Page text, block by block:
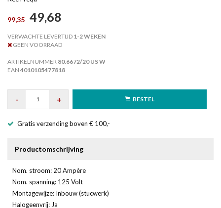
99,35 49,68
VERWACHTE LEVERTIJD 1-2 WEKEN
GEEN VOORRAAD
ARTIKELNUMMER 80.6672/20 US W
EAN 4010105477818
- + BESTEL
Gratis verzending boven € 100,-
Productomschrijving
Nom. stroom: 20 Ampère
Nom. spanning: 125 Volt
Montagewijze: Inbouw (stucwerk)
Halogeenvrij: Ja